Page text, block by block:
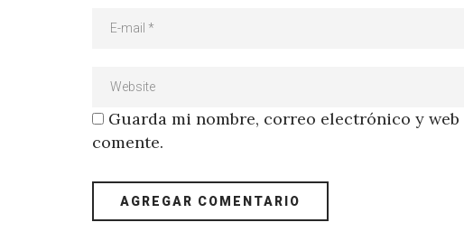
Guarda mi nombre, correo electrónico y
comente.